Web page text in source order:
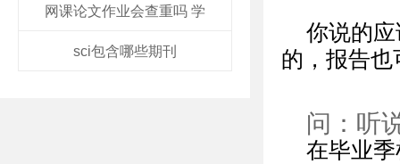
网课论文作业会查重吗 学
sci包含哪些期刊
你说的
的，报告
问：听
在毕业